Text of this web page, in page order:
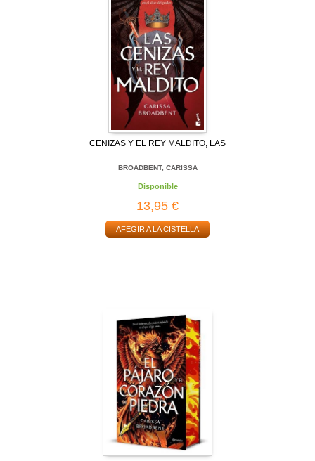
CENIZAS Y EL REY MALDITO, LAS
BROADBENT, CARISSA
Disponible
13,95 €
AFEGIR A LA CISTELLA